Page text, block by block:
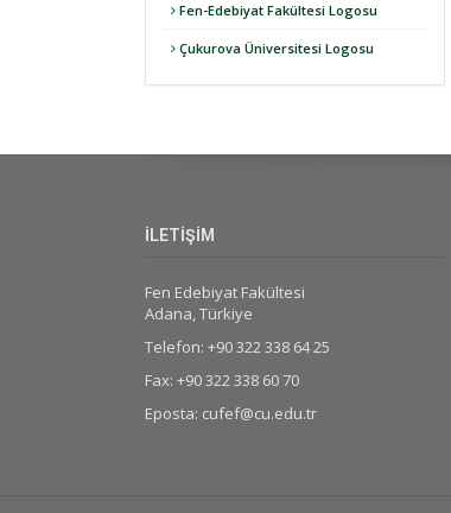
Fen-Edebiyat Fakültesi Logosu
Çukurova Üniversitesi Logosu
İLETİŞİM
Fen Edebiyat Fakültesi
Adana, Türkiye
Telefon: +90 322 338 64 25
Fax: +90 322 338 60 70
Eposta: cufef@cu.edu.tr